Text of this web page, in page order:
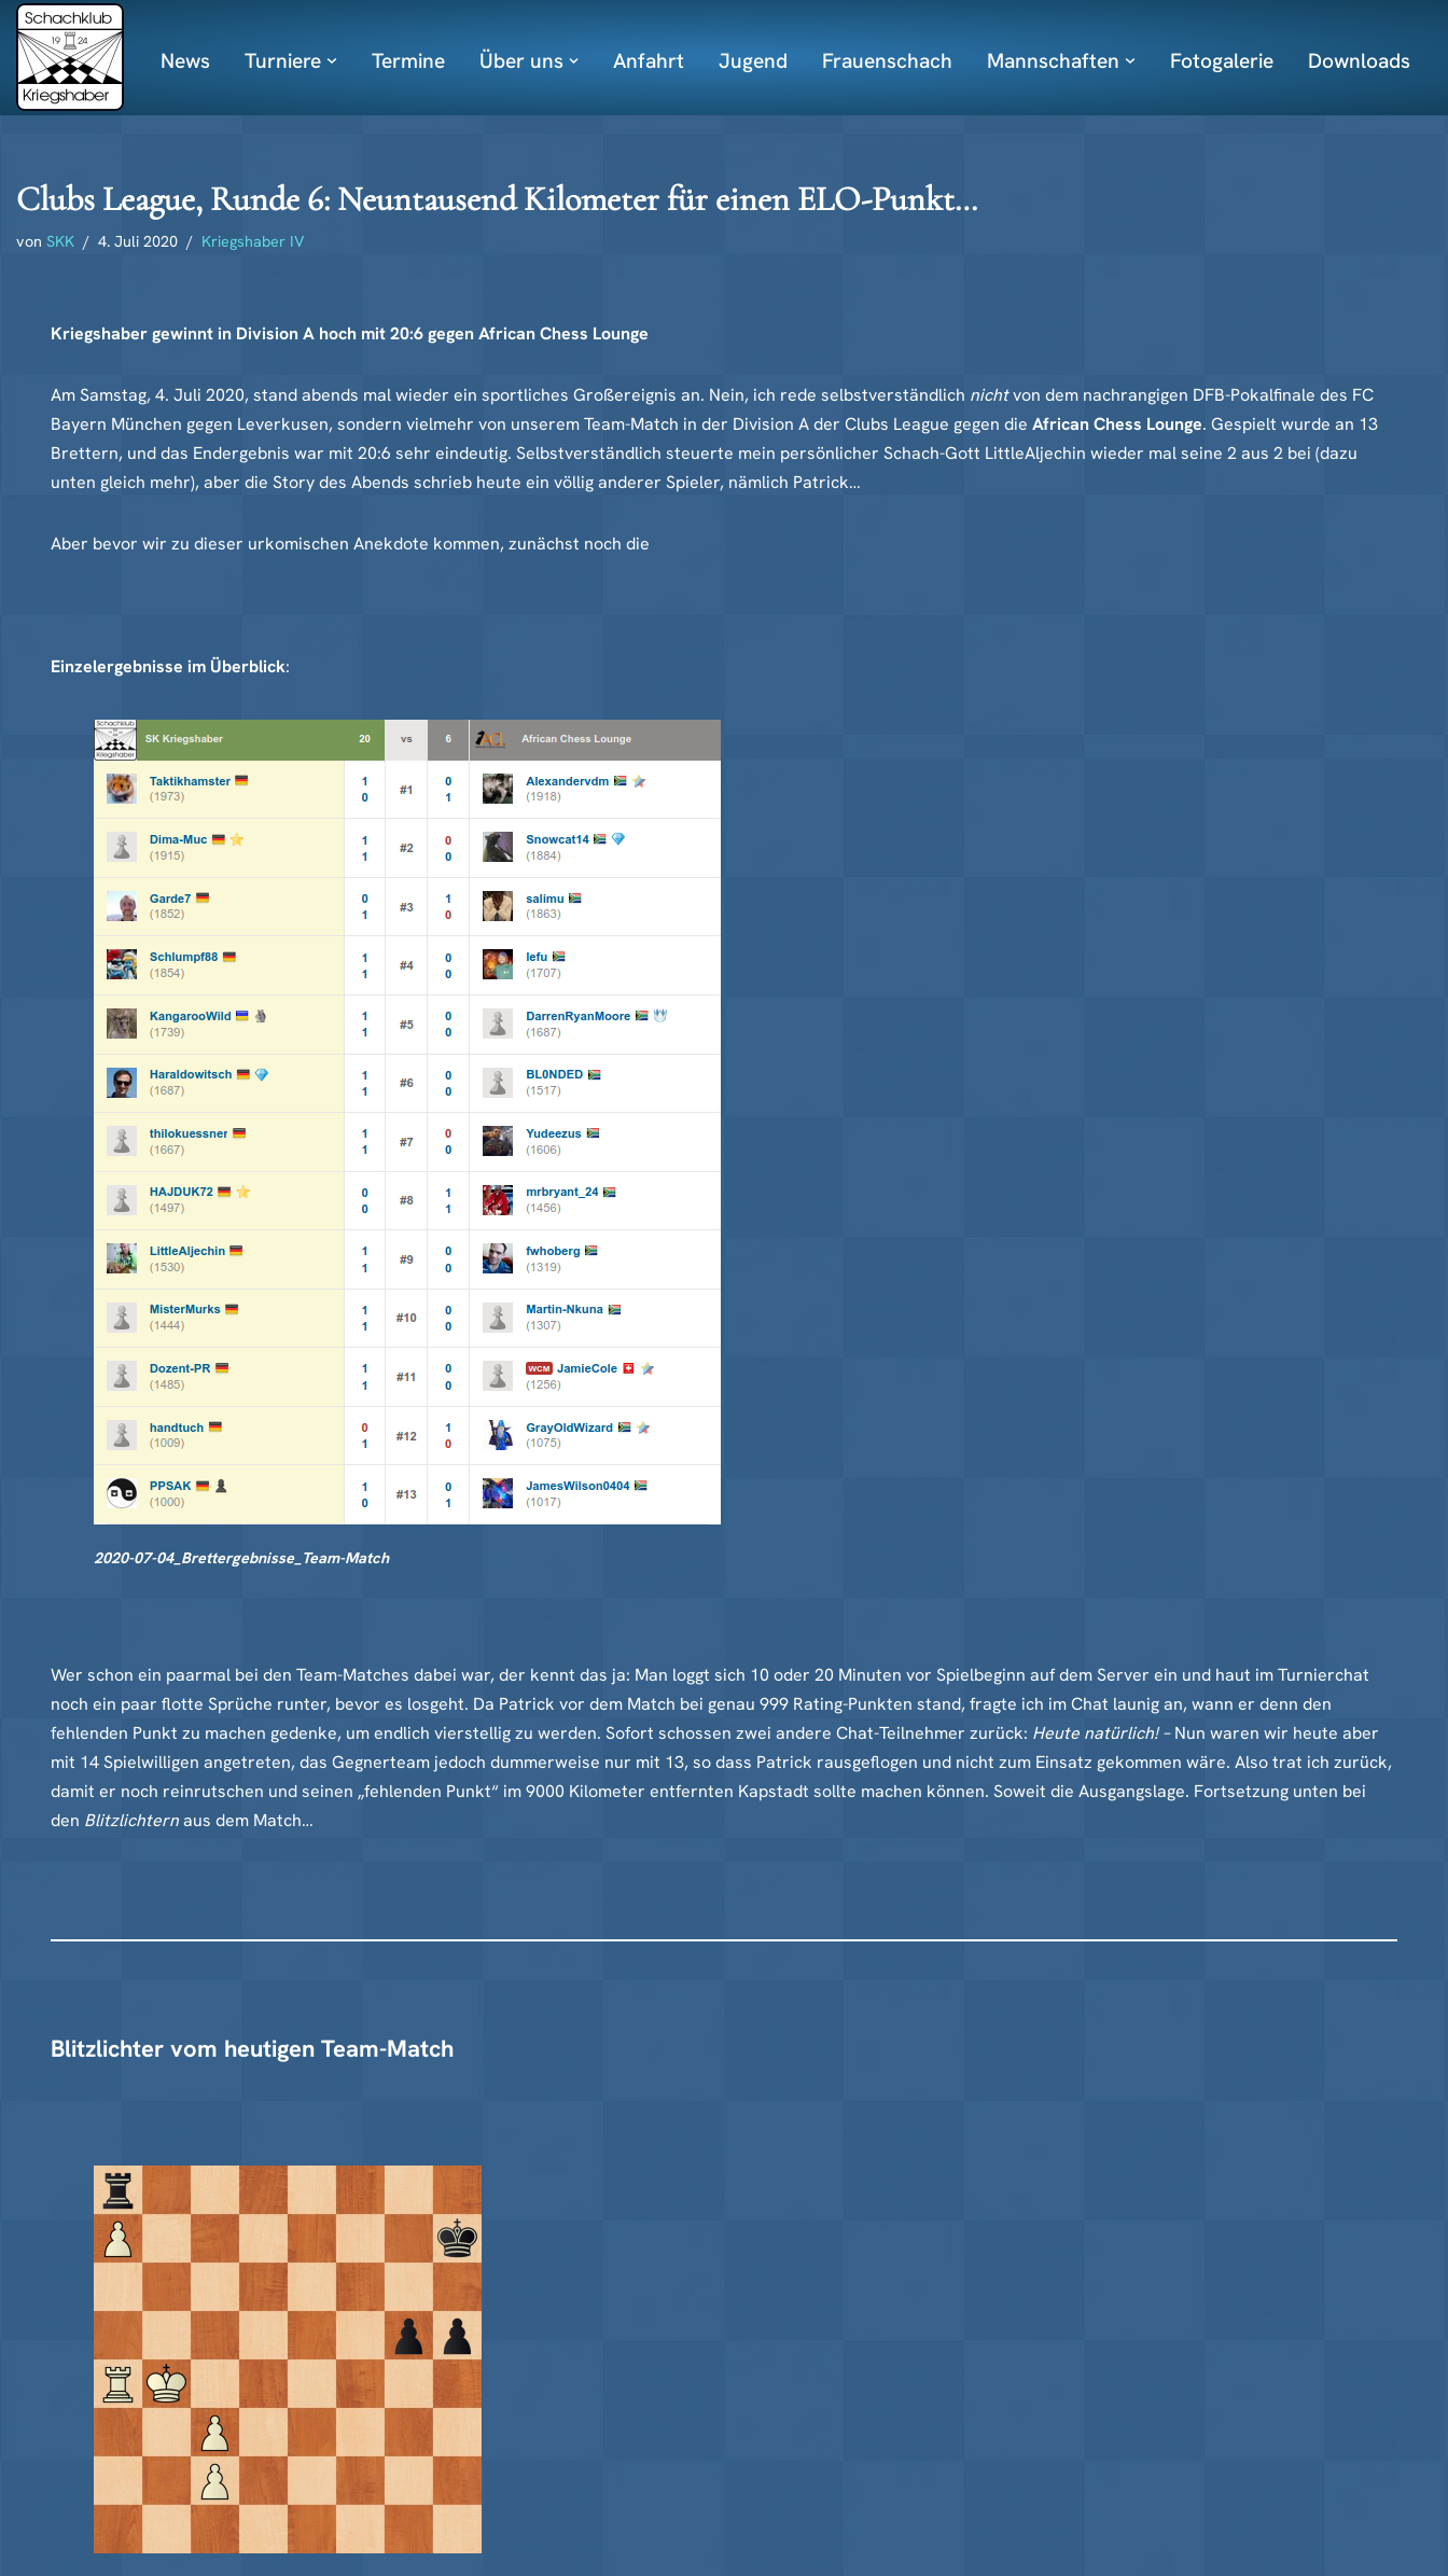
Zum
Inhalt
springen
News Turniere Termine Über uns Anfahrt Jugend Frauenschach Mannschaften Fotogalerie Downloads
Clubs League, Runde 6: Neuntausend Kilometer für einen ELO-Punkt…
von SKK 4. Juli 2020 Kriegshaber IV
Kriegshaber gewinnt in Division A hoch mit 20:6 gegen African Chess Lounge
Am Samstag, 4. Juli 2020, stand abends mal wieder ein sportliches Großereignis an. Nein, ich rede selbstverständlich nichtvon dem nachrangigen DFB-Pokalfinale des FC
Bayern München gegen Leverkusen, sondern vielmehr von unserem Team-Match in der Division A der Clubs League gegen die African Chess Lounge. Gespielt wurde an 13
Brettern, und das Endergebnis war mit 20:6 sehr eindeutig. Selbstverständlich steuerte mein persönlicher Schach-Gott LittleAljechin wieder mal seine 2 aus 2 bei (dazu
unten gleich mehr), aber die Story des Abends schrieb heute ein völlig anderer Spieler, nämlich Patrick…
Aber bevor wir zu dieser urkomischen Anekdote kommen, zunächst noch die
Einzelergebnisse im Überblick:
2020-07-04_Brettergebnisse_Team-Match
Wer schon ein paarmal bei den Team-Matches dabei war, der kennt das ja: Man loggt sich 10 oder 20 Minuten vor Spielbeginn auf dem Server ein und haut im Turnierchat
noch ein paar flotte Sprüche runter, bevor es losgeht. Da Patrick vor dem Match bei genau 999 Rating-Punkten stand, fragte ich im Chat launig an, wann er denn den
fehlenden Punkt zu machen gedenke, um endlich vierstellig zu werden. Sofort schossen zwei andere Chat-Teilnehmer zurück: Heute natürlich! –Nun waren wir heute aber
mit 14 Spielwilligen angetreten, das Gegnerteam jedoch dummerweise nur mit 13, so dass Patrick rausgeflogen und nicht zum Einsatz gekommen wäre. Also trat ich zurück,
damit er noch reinrutschen und seinen „fehlenden Punkt“ im 9000 Kilometer entfernten Kapstadt sollte machen können. Soweit die Ausgangslage. Fortsetzung unten bei
den Blitzlichternaus dem Match…
Blitzlichter vom heutigen Team-Match